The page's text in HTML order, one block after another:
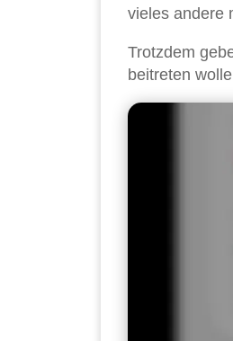
vieles andere
Trotzdem
beitreten